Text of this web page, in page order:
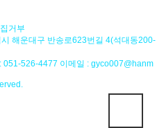
거부
해운대구 반송로623번길 4(석대동200-
051-526-4477 이메일 : gyco007@hanm